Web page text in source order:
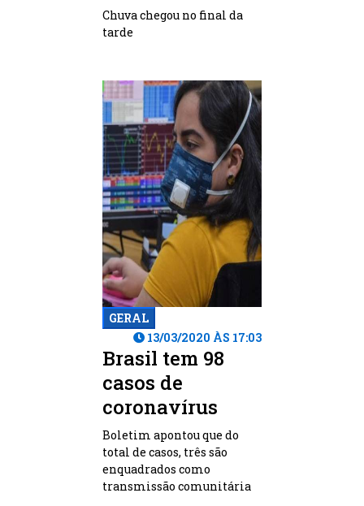
Chuva chegou no final da
tarde
GERAL
13/03/2020 ÀS 17:03
Brasil tem 98
casos de
coronavírus
Boletim apontou que do
total de casos, três são
enquadrados como
transmissão comunitária